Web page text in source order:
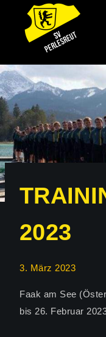
content
2023
3. März 2023
Faak am See
bis 26. Februar